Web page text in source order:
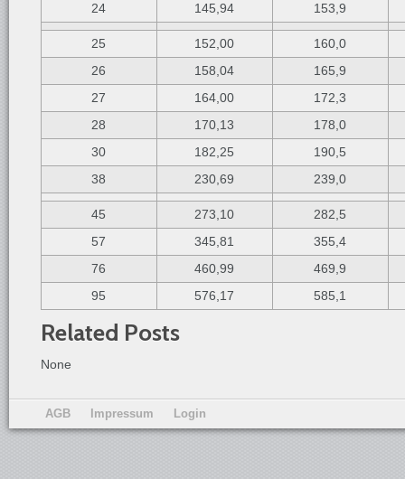
24
145,94 153,9
25 152,00
160,0
26
158,04
165,9
27
164,00
172,3
28
170,13
178,0
30
182,25
190,5
38
230,69 239,0
45 273,10
282,5
57
345,81
355,4
76
460,99
469,9
95
576,17 585,1
Related Posts
None
AGB Impressum Login